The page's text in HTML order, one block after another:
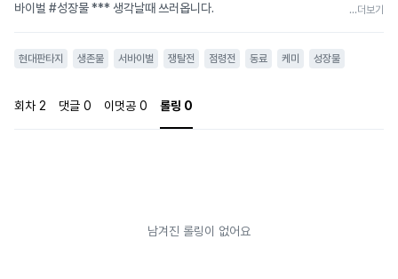
바이벌 #성장물 *** 생각날때 쓰러옵니다.
...더보기
현대판타지 생존물 서바이벌 쟁탈전 점령전 동료 케미 성장물
회차 2 댓글 0 이멋공 0 롤링 0
남겨진 롤링이 없어요